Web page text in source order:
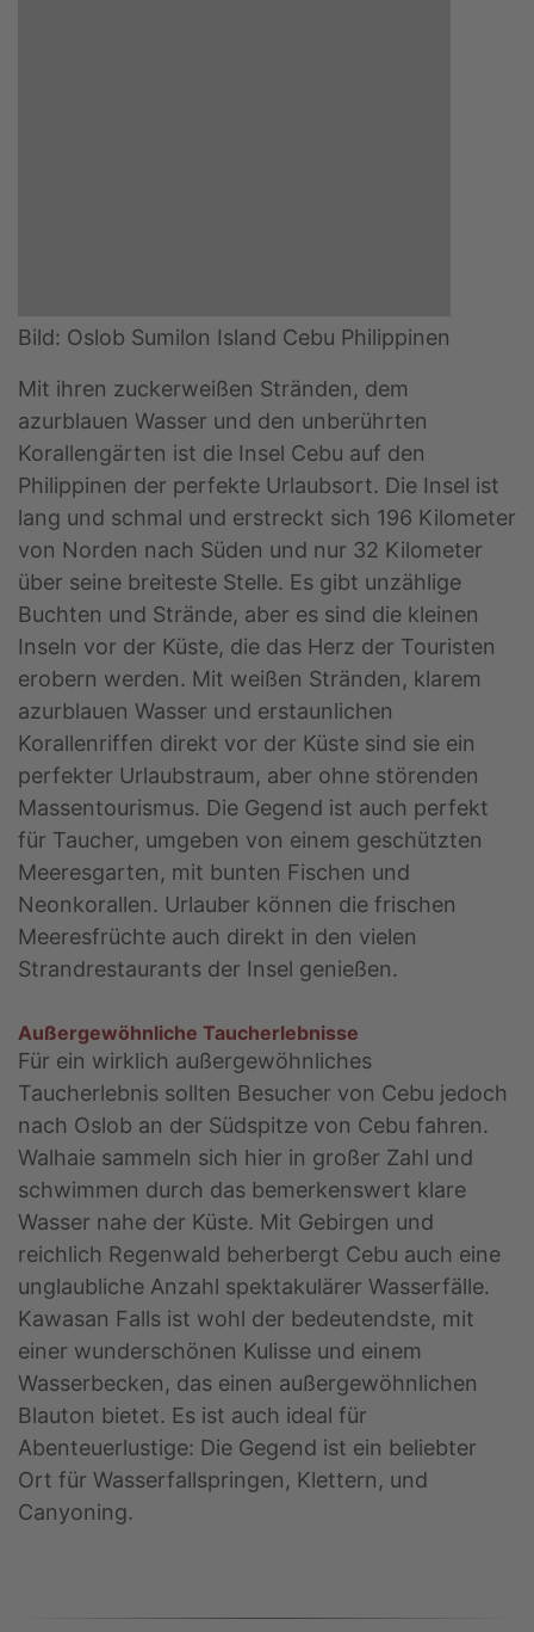
Bild: Oslob Sumilon Island Cebu Philippinen
Mit ihren zuckerweißen Stränden, dem
azurblauen Wasser und den unberührten
Korallengärten ist die Insel Cebu auf den
Philippinen der perfekte Urlaubsort. Die Insel ist
lang und schmal und erstreckt sich 196 Kilometer
von Norden nach Süden und nur 32 Kilometer
über seine breiteste Stelle. Es gibt unzählige
Buchten und Strände, aber es sind die kleinen
Inseln vor der Küste, die das Herz der Touristen
erobern werden. Mit weißen Stränden, klarem
azurblauen Wasser und erstaunlichen
Korallenriffen direkt vor der Küste sind sie ein
perfekter Urlaubstraum, aber ohne störenden
Massentourismus. Die Gegend ist auch perfekt
für Taucher, umgeben von einem geschützten
Meeresgarten, mit bunten Fischen und
Neonkorallen. Urlauber können die frischen
Meeresfrüchte auch direkt in den vielen
Strandrestaurants der Insel genießen.
Außergewöhnliche Taucherlebnisse
Für ein wirklich außergewöhnliches
Taucherlebnis sollten Besucher von Cebu jedoch
nach Oslob an der Südspitze von Cebu fahren.
Walhaie sammeln sich hier in großer Zahl und
schwimmen durch das bemerkenswert klare
Wasser nahe der Küste. Mit Gebirgen und
reichlich Regenwald beherbergt Cebu auch eine
unglaubliche Anzahl spektakulärer Wasserfälle.
Kawasan Falls ist wohl der bedeutendste, mit
einer wunderschönen Kulisse und einem
Wasserbecken, das einen außergewöhnlichen
Blauton bietet. Es ist auch ideal für
Abenteuerlustige: Die Gegend ist ein beliebter
Ort für Wasserfallspringen, Klettern, und
Canyoning.